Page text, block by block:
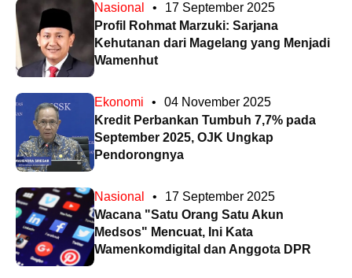
Nasional •
17 September 2025
Profil Rohmat Marzuki: Sarjana
Kehutanan dari Magelang yang Menjadi
Wamenhut
Ekonomi •
04 November 2025
Kredit Perbankan Tumbuh 7,7% pada
September 2025, OJK Ungkap
Pendorongnya
Nasional •
17 September 2025
Wacana "Satu Orang Satu Akun
Medsos" Mencuat, Ini Kata
Wamenkomdigital dan Anggota DPR